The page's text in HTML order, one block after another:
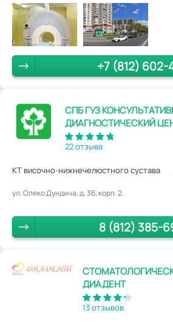
+7 (812) 602-
СПБ ГУЗ
ДИАГНОСТИЧЕСКИЙ
22 отзыва
КТ височно-нижнечелюстного сустава
ул. Олеко Дундича, д. 36, корп. 2.
8 (812) 385-
ДИАДЕНТ
13 отзывов